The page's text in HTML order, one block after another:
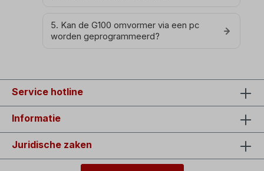
5. Kan de G100 omvormer via een pc
worden geprogrammeerd?
Service hotline
Informatie
Juridische zaken